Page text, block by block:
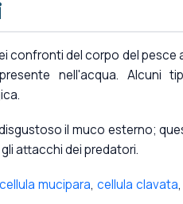
confronti del corpo del pesce
nell'acqua. Alcuni
il muco esterno;
attacchi dei predatori.
cellula mucipara, cellula clavata